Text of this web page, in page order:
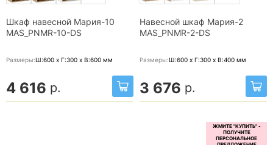
Шкаф навесной Мария-10
MAS_PNMR-10-DS
Размеры:Ш:600 x Г:300 x В:600 мм
4 616 р.
Навесной шкаф Мария-2
MAS_PNMR-2-DS
Размеры:Ш:600 x Г:300 x В:400 мм
3 676 р.